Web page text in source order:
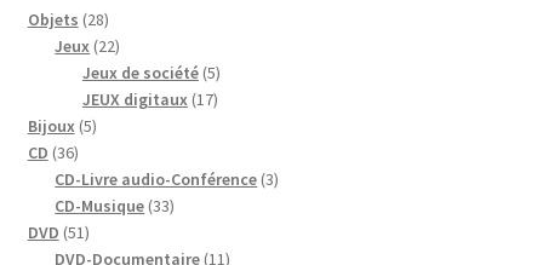
Objets 2828
produits
Jeux 2222
produits
Jeux de société 55
produits
JEUX digitaux 1717
Bijoux 55
CD 3636
produits
CD-Livre audio-Conférence 33
CD-Musique 3333
DVD 5151
produits
DVD-Documentaire 1111